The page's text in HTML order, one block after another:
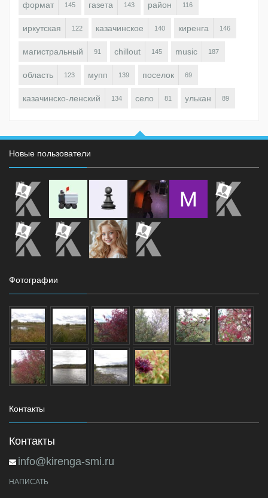
формат 145 газета 143 район 116
иркутская 122 казачинское 140 киренга 146
магистральный 91 chillout 145 music 187
область 123 мупп 139 поселок 69
казачинско-ленский 134 село 81 улькан 89
Новые пользователи
Фотографии
Контакты
Контакты
info@kirenga-smi.ru
НАПИСАТЬ